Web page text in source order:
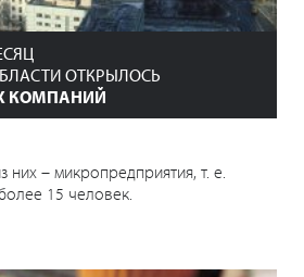
ОТКРЫЛОСЬ
КОМПАНИЙ
них – микропредприятия, т. е.
15 человек.